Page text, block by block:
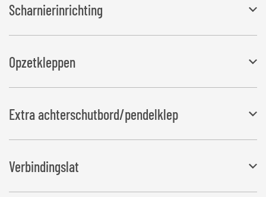
Scharnierinrichting
Eenvoudige montage, kan eenvoudig en zonder gereedschap
worden aangebracht en afgenomen, verhoogt het voorschutbord
met 450 mm, kan ook worden gebruikt als verlengstuk voor bakken
Opzetkleppen
Bestaande uit 2 zijschotten, achterwand en een houder voor de klep
Extra hoogte van 350 mm
Extra achterschutbord/pendelklep
Bakbreedte: 2.200 mm, 2.500 mm
Verbindingslat